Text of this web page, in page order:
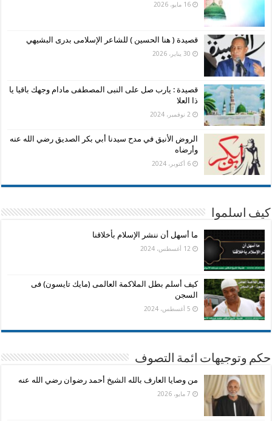
16 مايو، 2026
قصيدة ( هنا الحسين ) للشاعر الإسلامى بدرى البشيهي
30 يناير، 2026
قصيدة : يارب صل على النبى المصطفى مادام وجهك باقيا يا
ذا العلا
2 نوفمبر، 2024
الروض الأنيق في مدح سيدنا أبي بكر الصديق رضي الله عنه
وأرضاه
6 أكتوبر، 2024
كيف اسلموا
ما أسهل أن ننشر الإسلام بأخلاقنا
12 أغسطس، 2024
كيف أسلم بطل الملاكمة العالمى (مايك تايسون) فى
السجن
5 أغسطس، 2024
حكم وتوجيهات ائمة التصوف
من وصايا العارف بالله الشيخ أحمد رضوان رضي الله عنه
7 مايو، 2026